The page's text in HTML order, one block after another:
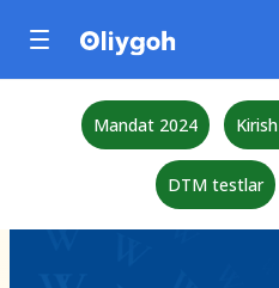
Mandat 2024
DTM testlar